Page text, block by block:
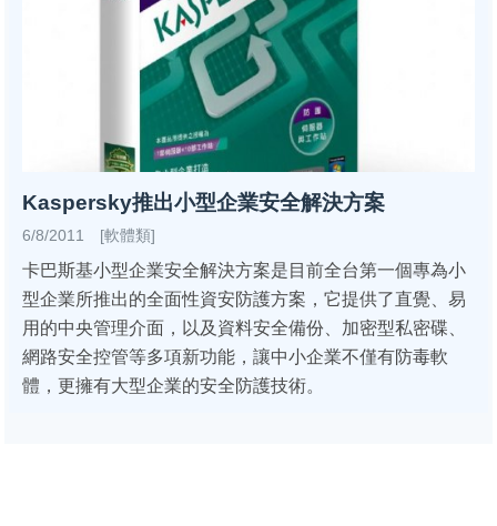
Kaspersky推出小型企業安全解決方案
6/8/2011 [軟體類]
卡巴斯基小型企業安全解決方案是目前全台第一個專為小
型企業所推出的全面性資安防護方案，它提供了直覺、易
用的中央管理介面，以及資料安全備份、加密型私密碟、
網路安全控管等多項新功能，讓中小企業不僅有防毒軟
體，更擁有大型企業的安全防護技術。